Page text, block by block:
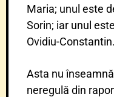
Maria; unul este
Sorin; iar unul
Ovidiu-Constantin.
Asta nu
neregulă din